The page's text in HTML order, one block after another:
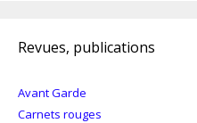
Revues, publications
Avant Garde
Carnets rouges